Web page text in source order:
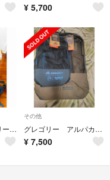
¥ 5,700
GREGORY グレゴリー KATMAI 55 カトマイ 55 55L SM/M
その他
グレゴリー アルパカ 「ギアトート」「ギア バスケット」セット
¥ 7,500